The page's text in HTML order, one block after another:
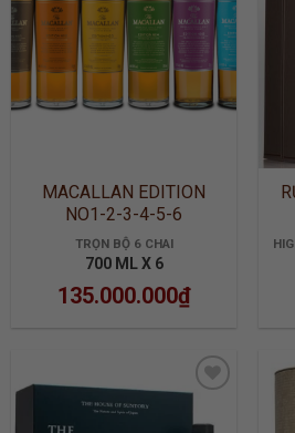
MACALLAN EDITION
NO1-2-3-4-5-6
TRỌN BỘ 6 CHAI
700 ML X 6
135.000.000₫